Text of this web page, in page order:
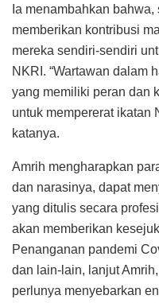
Ia menambahkan
memberikan kontribusi
mereka sendiri-sendiri
NKRI. “Wartawan dalam
yang memiliki peran dan
untuk mempererat ikatan
katanya.
Amrih mengharapkan
dan narasinya, dapat
yang ditulis secara
akan memberikan
Penanganan pandemi
dan lain-lain, lanjut
perlunya menyebarkan